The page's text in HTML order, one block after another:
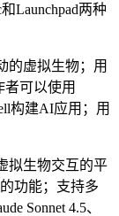
Launchpad两种
的虚拟生物；用
可以使用
构建AI应用；用
拟生物交互的平
功能；支持多
Sonnet 4.5、